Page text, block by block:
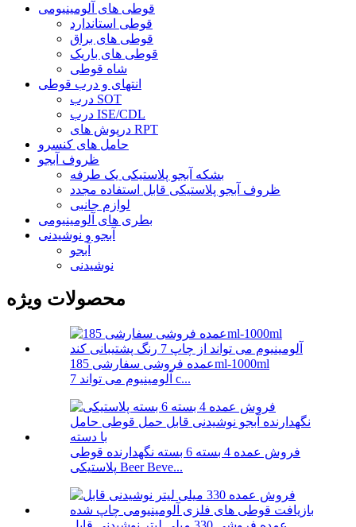
قوطی های آلومینیومی
قوطی استاندارد
قوطی های براق
قوطی های باریک
شاه قوطی
انتهای و درب قوطی
درب SOT
درب ISE/CDL
درپوش های RPT
حامل های کنسرو
ظروف آبجو
بشکه آبجو پلاستیکی یک طرفه
ظروف آبجو پلاستیکی قابل استفاده مجدد
لوازم جانبی
بطری های آلومینیومی
آبجو و نوشیدنی
آبجو
نوشیدنی
محصولات ویژه
عمده فروشی سفارشی 185ml-1000ml
آلومینیوم می تواند 7 c...
فروش عمده 4 بسته 6 بسته نگهدارنده قوطی
پلاستیکی Beer Beve...